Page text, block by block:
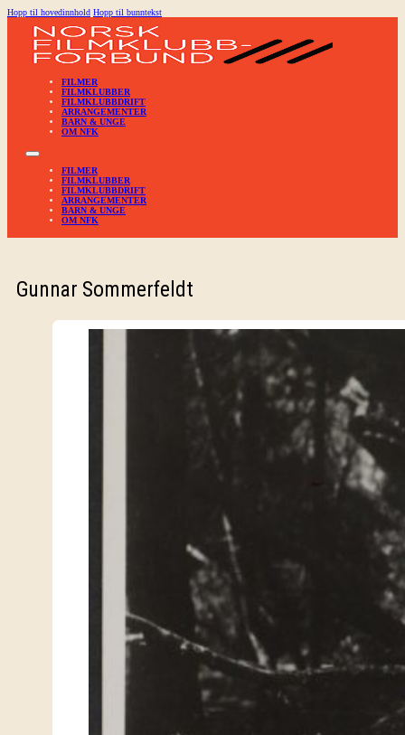
Hopp til hovedinnhold Hopp til bunntekst
FILMER
FILMKLUBBER
FILMKLUBBDRIFT
ARRANGEMENTER
BARN & UNGE
OM NFK
FILMER
FILMKLUBBER
FILMKLUBBDRIFT
ARRANGEMENTER
BARN & UNGE
OM NFK
Gunnar Sommerfeldt